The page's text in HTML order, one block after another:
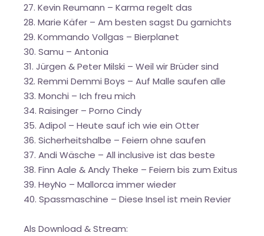
27. Kevin Reumann – Karma regelt das
28. Marie Käfer – Am besten sagst Du garnichts
29. Kommando Vollgas – Bierplanet
30. Samu – Antonia
31. Jürgen & Peter Milski – Weil wir Brüder sind
32. Remmi Demmi Boys – Auf Malle saufen alle
33. Monchi – Ich freu mich
34. Raisinger – Porno Cindy
35. Adipol – Heute sauf ich wie ein Otter
36. Sicherheitshalbe – Feiern ohne saufen
37. Andi Wäsche – All inclusive ist das beste
38. Finn Aale & Andy Theke – Feiern bis zum Exitus
39. HeyNo – Mallorca immer wieder
40. Spassmaschine – Diese Insel ist mein Revier
Als Download & Stream: